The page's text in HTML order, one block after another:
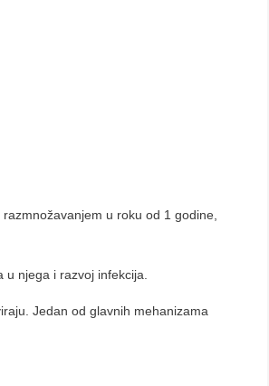
u roku od 1 godine,
njega i razvoj infekcija.
Jedan od glavnih mehanizama